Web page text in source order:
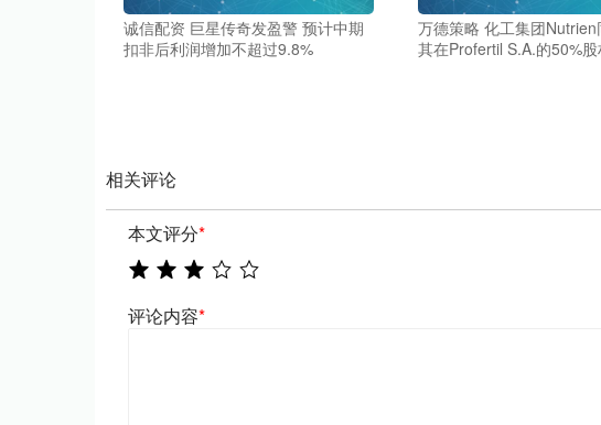
诚信配资 巨星传奇发盈警 预计中期
扣非后利润增加不超过9.8%
万德策略 化工集团Nutrien
其在Profertil S.A.的50%股
相关评论
本文评分*
评论内容*